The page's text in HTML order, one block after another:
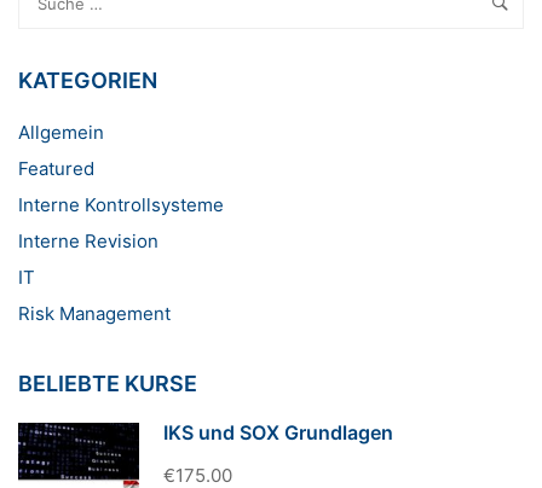
KATEGORIEN
Allgemein
Featured
Interne Kontrollsysteme
Interne Revision
IT
Risk Management
BELIEBTE KURSE
IKS und SOX Grundlagen
€175.00